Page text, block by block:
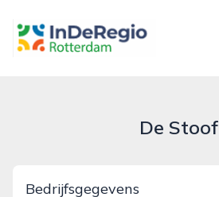
inderegiorotterdam.nl
De Stoof
Bedrijfsgegevens